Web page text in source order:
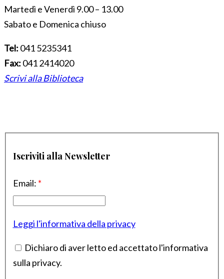
Martedì e Venerdì 9.00 – 13.00
Sabato e Domenica chiuso
Tel: 041 5235341
Fax: 041 2414020
Scrivi alla Biblioteca
Iscriviti alla Newsletter
Email: *
Leggi l'informativa della privacy
Dichiaro di aver letto ed accettato l'informativa
sulla privacy.